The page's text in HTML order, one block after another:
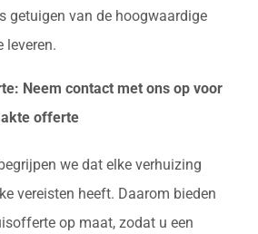
getuigen van de hoogwaardige
leveren.
Neem contact met ons op voor
offerte
we dat elke verhuizing
vereisten heeft. Daarom bieden
op maat, zodat u een